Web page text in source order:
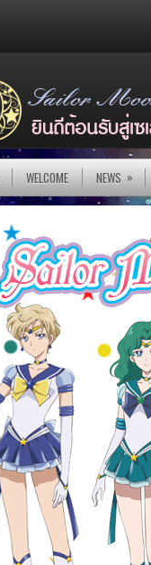
WELCOME NEWS »